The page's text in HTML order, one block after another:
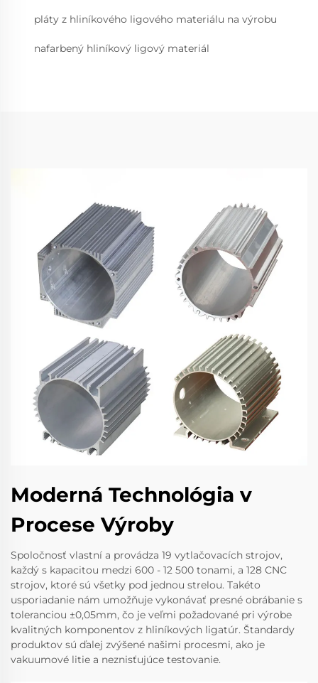
pláty z hliníkového ligového materiálu na výrobu
nafarbený hliníkový ligový materiál
Moderná Technológia v
Procese Výroby
Spoločnosť vlastní a provádza 19 vytlačovacích strojov,
každý s kapacitou medzi 600 - 12 500 tonami, a 128 CNC
strojov, ktoré sú všetky pod jednou strelou. Takéto
usporiadanie nám umožňuje vykonávať presné obrábanie s
toleranciou ±0,05mm, čo je veľmi požadované pri výrobe
kvalitných komponentov z hliníkových ligatúr. Štandardy
produktov sú ďalej zvýšené našimi procesmi, ako je
vakuumové litie a neznisťujúce testovanie.